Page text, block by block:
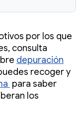
por los que
consulta
depuración
recoger y
para saber
los